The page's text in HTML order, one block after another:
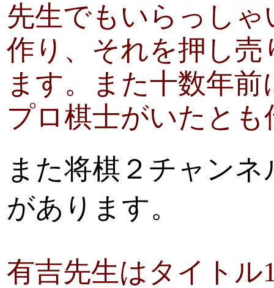
先生でもいらっし
作り、それを押し
ます。また十数年
プロ棋士がいたと
また将棋２チャン
があります。
有吉先生はタイト